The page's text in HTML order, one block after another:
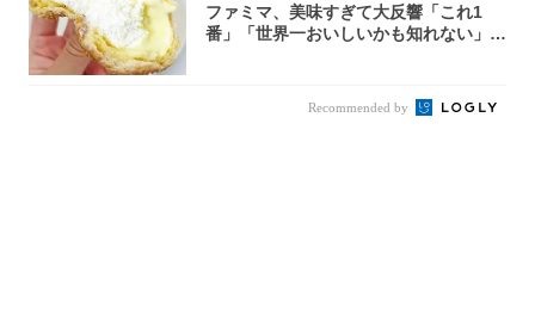
ファミマ、美味すぎて大反響「これ1
番」「世界一おいしいかも知れない」
Recommended by